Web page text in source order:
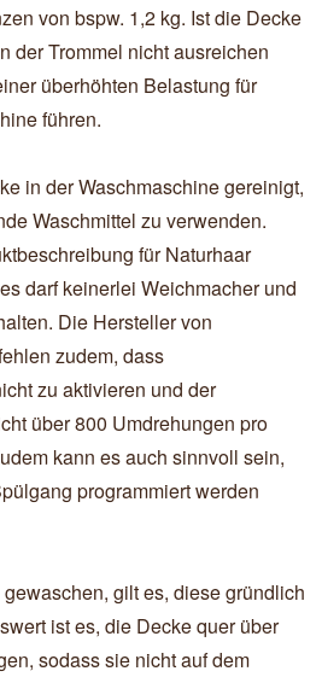
von bspw. 1,2 kg. Ist die Decke
der Trommel nicht ausreichen
überhöhten Belastung für
führen.
in der Waschmaschine gereinigt,
Waschmittel zu verwenden.
für Naturhaar
darf keinerlei Weichmacher und
Die Hersteller von
zudem, dass
zu aktivieren und der
über 800 Umdrehungen pro
kann es auch sinnvoll sein,
programmiert werden
gilt es, diese gründlich
ist es, die Decke quer über
sodass sie nicht auf dem